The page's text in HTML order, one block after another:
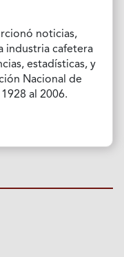
noticias,
industria cafetera
estadísticas, y
Nacional de
al 2006.